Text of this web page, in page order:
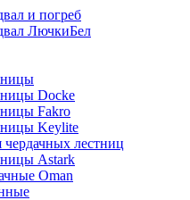
и погреб
ЛючкиБел
Docke
Fakro
Keylite
чердачных лестниц
Astark
Oman